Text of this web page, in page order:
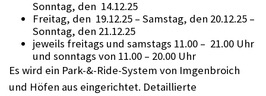
Sonntag, den 14.12.25
Freitag, den 19.12.25 – Samstag, den 20.12.25 –
Sonntag, den 21.12.25
jeweils freitags und samstags 11.00 – 21.00 Uhr
und sonntags von 11.00 – 20.00 Uhr
Es wird ein Park-&-Ride-System von Imgenbroich
und Höfen aus eingerichtet. Detaillierte